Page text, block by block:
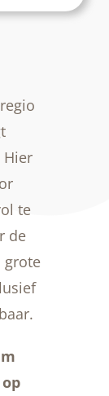
Hier
te
de
grote